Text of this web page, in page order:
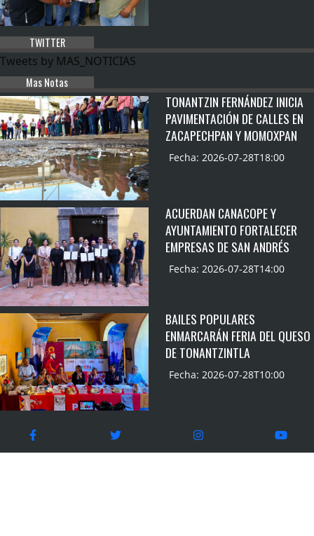
TWITTER
Tweets by MAS_NOTICIAS
Mas Notas
TONANTZIN FERNÁNDEZ INICIA
PAVIMENTACIÓN DE CALLES EN
ZACAPECHPAN Y MOMOXPAN
Fecha: 2026-07-28T18:00
ACUERDAN CANACOPE Y
AYUNTAMIENTO FORTALECER
EMPRESAS DE SAN ANDRÉS
Fecha: 2026-07-28T14:00
BAILES POPULARES
ENMARCARÁN FERIA DEL QUESO
DE TONANTZINTLA
Fecha: 2026-07-28T10:00